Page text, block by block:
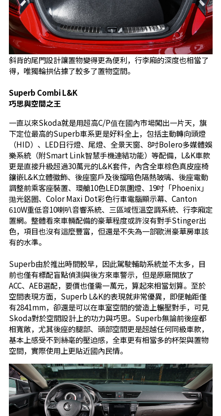
斜背的尾門設計讓置物變得更為便利，行李廂的深度也相當了
得，唯獨輪拱佔據了較多了置物空間。
Superb Combi L&K
巧思與空間之王
一直以來Skoda就是用超高C/P值在國內市場闖出一片天，旗
下定位最高的Superb車系更是好料全上，包括主動轉向頭燈
（HID）、LED日行燈、尾燈、全景天窗、8吋Bolero多媒體娛
樂系統（附Smart Link智慧手機連結功能）等配備，L&K車款
更是直接升級超過30萬元的L&K套件，內含全車棕色真皮座椅
鑲嵌L&K立體徽飾、後座窗戶及後擋暗色隔熱玻璃、後座電動
調整前乘客座裝置、環艙10色LED氛圍燈、19吋「Phoenix」
拋光鋁圈、Color Maxi Dot彩色行車電腦顯示幕、Canton
610W重低音10喇叭音響系統、三區域恆溫空調系統、行李廂定
置網。整體看來車輛配備的豪華程度或許沒有對手Stinger出
色，項目也沒有這麼豐富，但還是不失為一部歐洲豪華房車該
有的水準。
Superb由於推出時間較早，因此駕駛輔助系統並不太多，目
前也僅有標配盲點偵測與後方來車警示，但是原廠開放了
ACC、AEB選配，要價也僅需一萬元，算起來相當划算。至於
空間表現方面，Superb L&K的表現就非常優異，即便軸距僅
有2841mm，卻還是可以在車室空間的營造上輾壓對手，可見
Skoda對於空間設計上的功力與巧思。Superb無論前後座都
相寬敞，尤其後座的腿部、頭部空間更是超越任何同級車款，
基本上感受不到絲毫的壓迫感，全車更有相當多的杯架與置物
空間，實際使用上更貼近國內民情。